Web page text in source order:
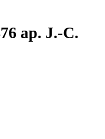
ap. J.-C.